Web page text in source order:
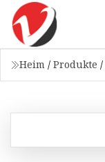
Heim / Produkte /